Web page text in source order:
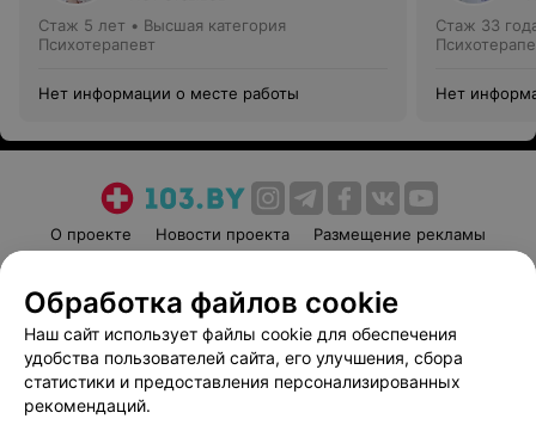
Стаж 5 лет • Высшая категория
Психотерапевт
Нет информации о месте работы
Стаж 33
Нет
О проекте Новости проекта
Размещение рекламы
Пользовательское соглашение
Способы оплаты
Вакансии
Партнеры
Написать руководителю 103.by
Обработка файлов cookie
Наш сайт использует файлы cookie для обеспечения
удобства пользователей сайта, его улучшения, сбора
статистики и предоставления персонализированных
рекомендаций.